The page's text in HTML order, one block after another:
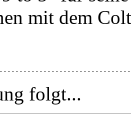
mit dem
folgt...